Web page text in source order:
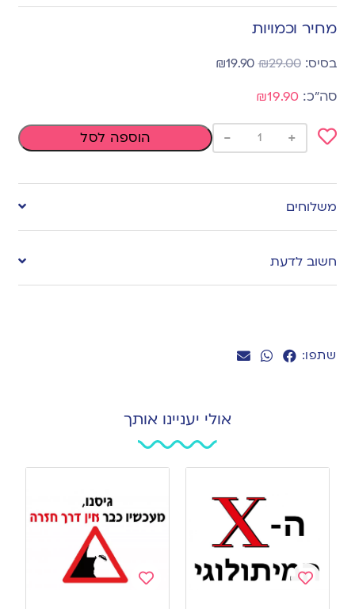
שתפו:
מחיר וכמויות
₪29.00
₪19.90
₪19.90
to
wishlist
+
- הוספה לסל
משלוחים
חשוב לדעת
אולי יעניינו אותך